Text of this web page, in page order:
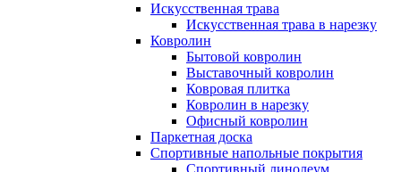
Искусственная трава
Искусственная трава в нарезку
Ковролин
Бытовой ковролин
Выставочный ковролин
Ковровая плитка
Ковролин в нарезку
Офисный ковролин
Паркетная доска
Спортивные напольные покрытия
Спортивный линолеум